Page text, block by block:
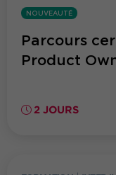
NOUVEAUTÉ
Parcours
Product
2 JOURS